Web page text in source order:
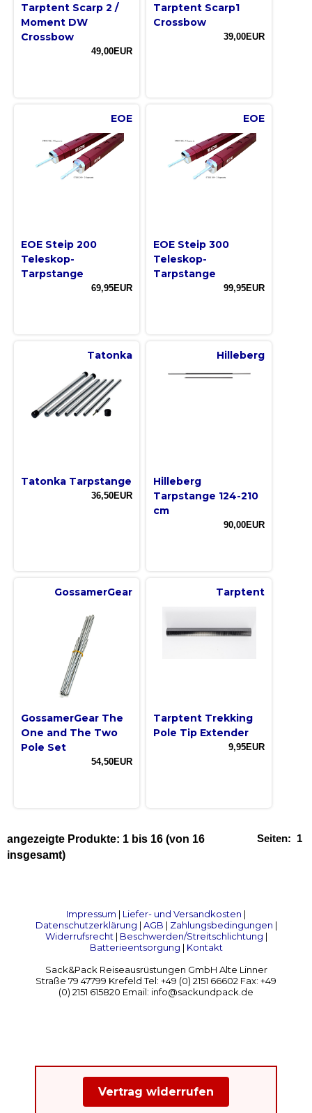
Tarptent Scarp 2 /
Moment DW
Crossbow
49,00EUR
Tarptent Scarp1
Crossbow
39,00EUR
EOE
EOE Steip 200
Teleskop-
Tarpstange
69,95EUR
EOE
EOE Steip 300
Teleskop-
Tarpstange
99,95EUR
Tatonka
Tatonka Tarpstange
36,50EUR
Hilleberg
Hilleberg
Tarpstange 124-210
cm
90,00EUR
GossamerGear
GossamerGear The
One and The Two
Pole Set
54,50EUR
Tarptent
Tarptent Trekking
Pole Tip Extender
9,95EUR
Seiten: 1
angezeigte Produkte: 1 bis 16 (von 16
insgesamt)
Impressum | Liefer- und Versandkosten |
Datenschutzerklärung | AGB | Zahlungsbedingungen |
Widerrufsrecht| Beschwerden/Streitschlichtung |
Batterieentsorgung | Kontakt
Sack&Pack Reiseausrüstungen GmbH Alte Linner
Straße 79 47799 Krefeld Tel: +49 (0) 2151 66602 Fax: +49
(0) 2151 615820 Email: info@sackundpack.de
Vertrag widerrufen